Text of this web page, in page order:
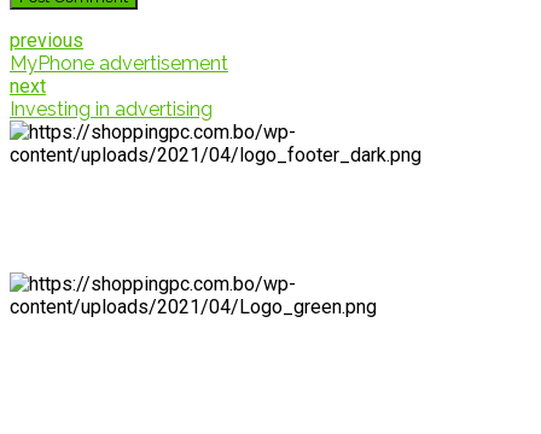
previous
MyPhone advertisement
next
Investing in advertising